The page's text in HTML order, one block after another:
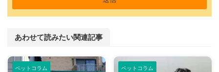
あわせて読みたい関連記事
ペットコラム ペットコラム